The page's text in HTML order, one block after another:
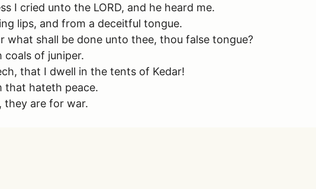
I cried unto the LORD, and he heard me.
lips, and from a deceitful tongue.
what shall be done unto thee, thou false tongue?
of juniper.
that I dwell in the tents of Kedar!
that hateth peace.
they are for war.